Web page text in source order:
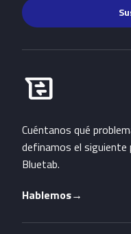
business_messages
Habla con Bluetab
Cuéntanos qué
definamos el siguiente
Bluetab.
Hablemos→